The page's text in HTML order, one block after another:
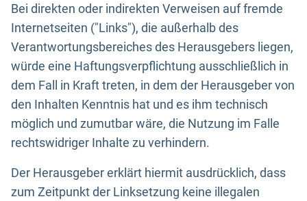
Bei direkten oder indirekten Verweisen auf fremde
Internetseiten ("Links"), die außerhalb des
Verantwortungsbereiches des Herausgebers liegen,
würde eine Haftungsverpflichtung ausschließlich in
dem Fall in Kraft treten, in dem der Herausgeber von
den Inhalten Kenntnis hat und es ihm technisch
möglich und zumutbar wäre, die Nutzung im Falle
rechtswidriger Inhalte zu verhindern.
Der Herausgeber erklärt hiermit ausdrücklich, dass
zum Zeitpunkt der Linksetzung keine illegalen